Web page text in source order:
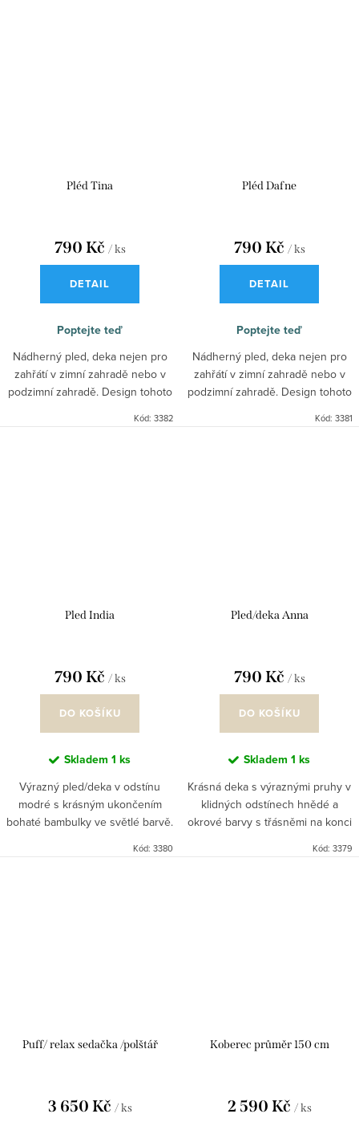
Pléd Tina
790 Kč / ks
DETAIL
Poptejte teď
Nádherný pled, deka nejen pro
zahřátí v zimní zahradě nebo v
podzimní zahradě. Design tohoto
Kód: 3382
Pléd Dafne
790 Kč / ks
DETAIL
Poptejte teď
Nádherný pled, deka nejen pro
zahřátí v zimní zahradě nebo v
podzimní zahradě. Design tohoto
Kód: 3381
Pled India
790 Kč / ks
DO KOŠÍKU
Skladem 1 ks
Výrazný pled/deka v odstínu
modré s krásným ukončením
bohaté bambulky ve světlé barvě.
večery, ale i jako doplněk
Kód: 3380
Pled/deka Anna
790 Kč / ks
DO KOŠÍKU
Skladem 1 ks
Krásná deka s výraznými pruhy v
klidných odstínech hnědé a
okrové barvy s třásněmi na konci
aranžma vaší terasy nebo
Kód: 3379
Puff/ relax sedačka /polštář
3 650 Kč / ks
Koberec průměr 150 cm
2 590 Kč / ks